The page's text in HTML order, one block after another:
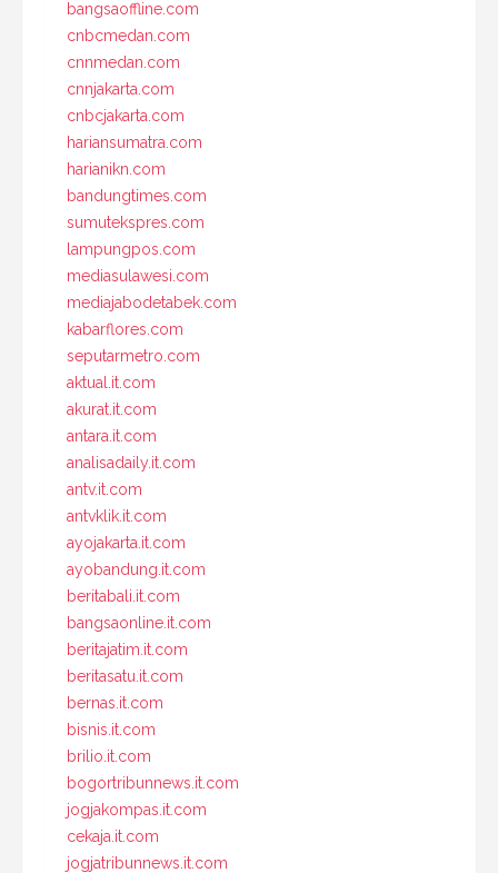
bangsaoffline.com
cnbcmedan.com
cnnmedan.com
cnnjakarta.com
cnbcjakarta.com
hariansumatra.com
harianikn.com
bandungtimes.com
sumutekspres.com
lampungpos.com
mediasulawesi.com
mediajabodetabek.com
kabarflores.com
seputarmetro.com
aktual.it.com
akurat.it.com
antara.it.com
analisadaily.it.com
antv.it.com
antvklik.it.com
ayojakarta.it.com
ayobandung.it.com
beritabali.it.com
bangsaonline.it.com
beritajatim.it.com
beritasatu.it.com
bernas.it.com
bisnis.it.com
brilio.it.com
bogortribunnews.it.com
jogjakompas.it.com
cekaja.it.com
jogjatribunnews.it.com